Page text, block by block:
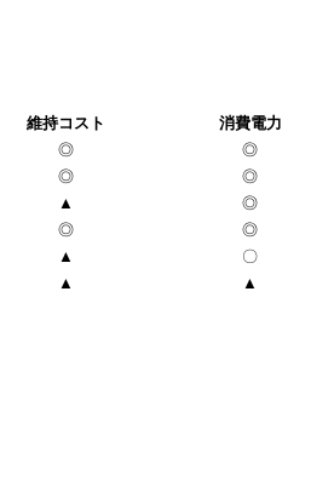
維持コスト
消費電力
◎
◎
◎
◎
▲
◎
◎
◎
▲
〇
▲
▲